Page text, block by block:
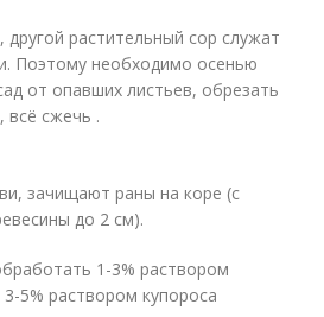
растительный сор служат
Поэтому необходимо осенью
от опавших листьев, обрезать
всё сжечь .
зачищают раны на коре (с
до 2 см).
1-3% раствором
5% раствором купороса